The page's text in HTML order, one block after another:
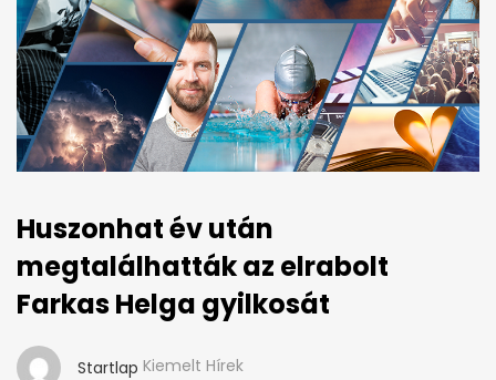
Huszonhat év után
megtalálhatták az elrabolt
Farkas Helga gyilkosát
Startlap Kiemelt Hírek